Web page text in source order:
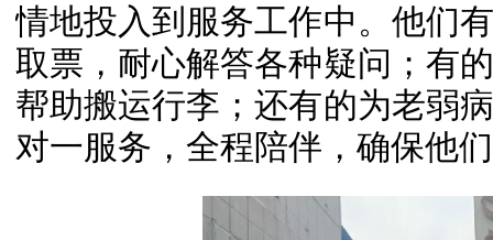
情地投入到服务工作中。他们
取票，耐心解答各种疑问；有
帮助搬运行李；还有的为老弱
对一服务，全程陪伴，确保他